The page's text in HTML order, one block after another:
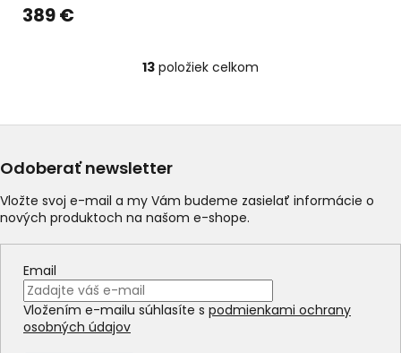
389 €
O
á
i
e
p
r
k
y
v
13 položiek celkom
Odoberať newsletter
Vložte svoj e-mail a my Vám budeme zasielať informácie o
nových produktoch na našom e-shope.
Email
Vložením e-mailu súhlasíte s podmienkami ochrany
osobných údajov